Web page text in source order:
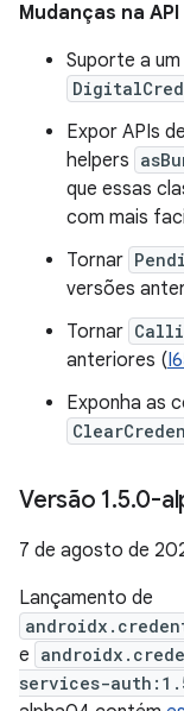
Mudanças na API
Suporte a
Expor APIs
helpers
que essas
com mais
Tornar
versões
Tornar
anteriores (
Exponha as
Versão 1.5.0-
7 de agosto de
Lançamento de
e
services-